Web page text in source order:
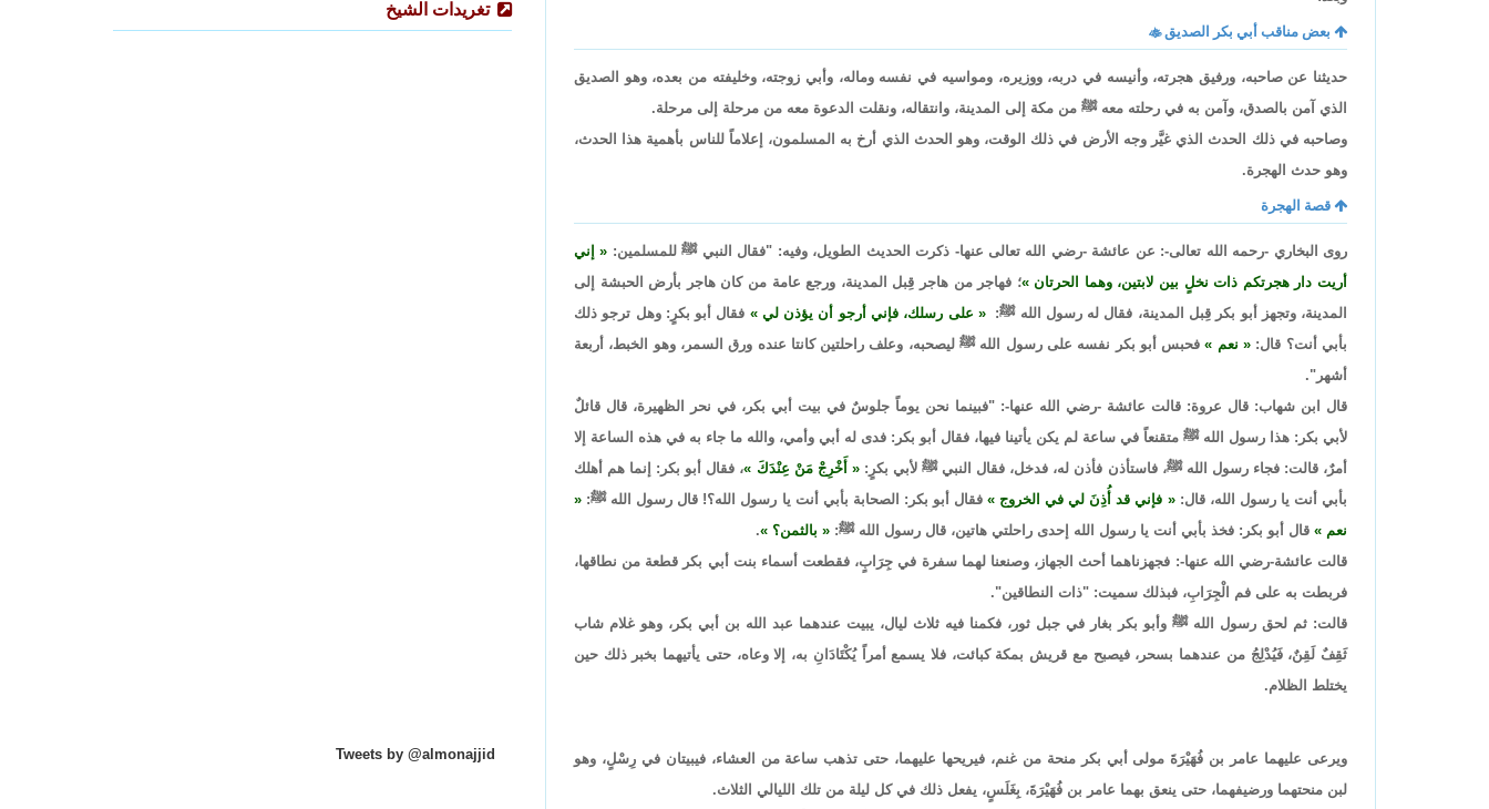
بعض مناقب أبي بكر الصديق
حديثنا عن صاحبه، ورفيق هجرته، وأنيسه في دربه، ووزيره، ومواسيه في نفسه وماله، وأبي زوجته، وخليفته من بعده، وهو الصديق
الذي آمن بالصدق، وآمن به في رحلته معه ﷺ من مكة إلى المدينة، وانتقاله، ونقلت الدعوة معه من مرحلة إلى مرحلة.
وصاحبه في ذلك الحدث الذي غيَّر وجه الأرض في ذلك الوقت، وهو الحدث الذي أرخ به المسلمون، إعلاماً للناس بأهمية هذا الحدث،
وهو حدث الهجرة.
قصة الهجرة
روى البخاري -رحمه الله تعالى-: عن عائشة -رضي الله تعالى عنها- ذكرت الحديث الطويل، وفيه: "فقال النبي ﷺ للمسلمين:
إني
أريت دار هجرتكم ذات نخلٍ بين لابتين، وهما الحرتان
؛ فهاجر من هاجر قِبل المدينة، ورجع عامة من كان هاجر بأرض الحبشة إلى
المدينة، وتجهز أبو بكر قِبل المدينة، فقال له رسول الله ﷺ:
على رسلك، فإني أرجو أن يؤذن لي
فقال أبو بكرٍ: وهل ترجو ذلك
بأبي أنت؟ قال:
نعم
فحبس أبو بكر نفسه على رسول الله ﷺ ليصحبه، وعلف راحلتين كانتا عنده ورق السمر، وهو الخبط، أربعة
أشهر".
قال ابن شهاب: قال عروة: قالت عائشة -رضي الله عنها-: "فبينما نحن يوماً جلوسٌ في بيت أبي بكر، في نحر الظهيرة، قال قائلٌ
لأبي بكر: هذا رسول الله ﷺ متقنعاً في ساعة لم يكن يأتينا فيها، فقال أبو بكر: فدى له أبي وأمي، والله ما جاء به في هذه الساعة إلا
أمرٌ، قالت: فجاء رسول الله ﷺ، فاستأذن فأذن له، فدخل، فقال النبي ﷺ لأبي بكرٍ:
أَخْرِجْ مَنْ عِنْدَكَ
، فقال أبو بكر: إنما هم أهلك
بأبي أنت يا رسول الله، قال:
فإني قد أُذِنَ لي في الخروج
فقال أبو بكر: الصحابة بأبي أنت يا رسول الله؟! قال رسول الله ﷺ:
نعم
قال أبو بكر: فخذ بأبي أنت يا رسول الله إحدى راحلتي هاتين، قال رسول الله ﷺ: بالثمن؟
.
قالت عائشة-رضي الله عنها-: فجهزناهما أحث الجهاز، وصنعنا لهما سفرة في جِرَابٍ، فقطعت أسماء بنت أبي بكر قطعة من نطاقها،
فربطت به على فم الْجِرَابِ، فبذلك سميت: "ذات النطاقين".
قالت: ثم لحق رسول الله ﷺ وأبو بكر بغار في جبل ثور، فكمنا فيه ثلاث ليال، يبيت عندهما عبد الله بن أبي بكر، وهو غلام شاب
ثَقِفٌ لَقِنٌ، فَيُدْلِجُ من عندهما بسحر، فيصبح مع قريش بمكة كبائت، فلا يسمع أمراً يُكْتَادَانِ به، إلا وعاه، حتى يأتيهما بخبر ذلك حين
يختلط الظلام.
ويرعى عليهما عامر بن فُهَيْرَةَ مولى أبي بكر منحة من غنم، فيريحها عليهما، حتى تذهب ساعة من العشاء، فيبيتان في رِسْلٍ، وهو
لبن منحتهما ورضيفهما، حتى ينعق بهما عامر بن فُهَيْرَةَ، بِغَلَسٍ، يفعل ذلك في كل ليلة من تلك الليالي الثلاث.
تغريدات الشيخ
Tweets by @almonajjid